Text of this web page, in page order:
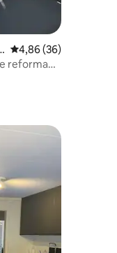
Calificación
4,86 (36)
reformado